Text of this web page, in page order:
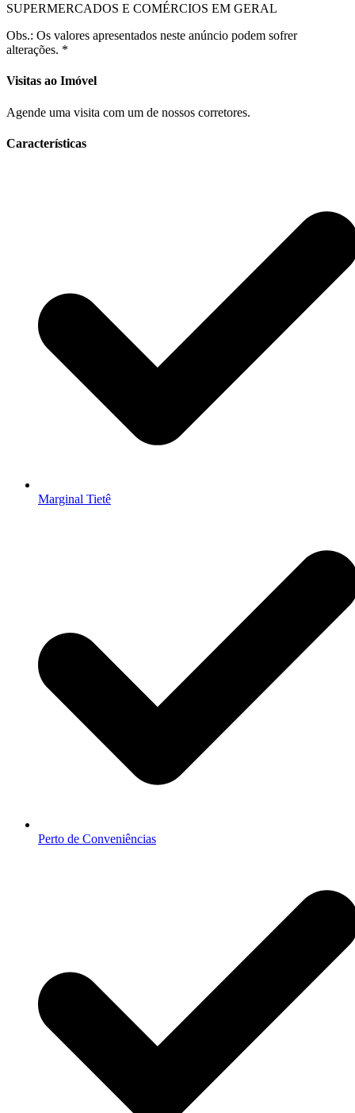
SUPERMERCADOS E COMÉRCIOS EM GERAL
Obs.: Os valores apresentados neste anúncio podem sofrer
alterações. *
Visitas ao Imóvel
Agende uma visita com um de nossos corretores.
Características
Marginal Tietê
Perto de Conveniências